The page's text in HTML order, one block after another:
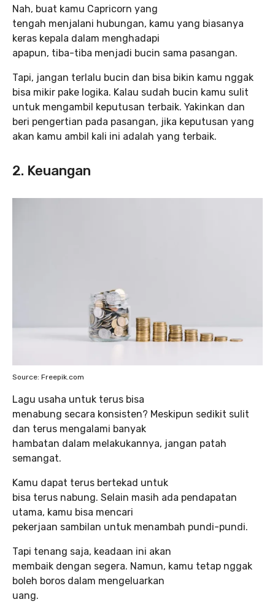
Nah, buat kamu Capricorn yang
tengah menjalani hubungan, kamu yang biasanya
keras kepala dalam menghadapi
apapun, tiba-tiba menjadi bucin sama pasangan.
Tapi, jangan terlalu bucin dan bisa bikin kamu nggak
bisa mikir pake logika. Kalau sudah bucin kamu sulit
untuk mengambil keputusan terbaik. Yakinkan dan
beri pengertian pada pasangan, jika keputusan yang
akan kamu ambil kali ini adalah yang terbaik.
2. Keuangan
Source: Freepik.com
Lagu usaha untuk terus bisa
menabung secara konsisten? Meskipun sedikit sulit
dan terus mengalami banyak
hambatan dalam melakukannya, jangan patah
semangat.
Kamu dapat terus bertekad untuk
bisa terus nabung. Selain masih ada pendapatan
utama, kamu bisa mencari
pekerjaan sambilan untuk menambah pundi-pundi.
Tapi tenang saja, keadaan ini akan
membaik dengan segera. Namun, kamu tetap nggak
boleh boros dalam mengeluarkan
uang.